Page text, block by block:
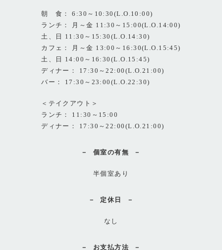
朝 食： 6:30～10:30(L.O.10:00)
ランチ： 月～金 11:30～15:00(L.O.14:00)
土、日 11:30～15:30(L.O.14:30)
カフェ： 月～金 13:00～16:30(L.O.15:45)
土、日 14:00～16:30(L.O.15:45)
ディナー： 17:30～22:00(L.O.21:00)
バー： 17:30～23:00(L.O.22:30)
＜テイクアウト＞
ランチ： 11:30～15:00
ディナー： 17:30～22:00(L.O.21:00)
個室の有無
半個室あり
定休日
なし
お支払方法